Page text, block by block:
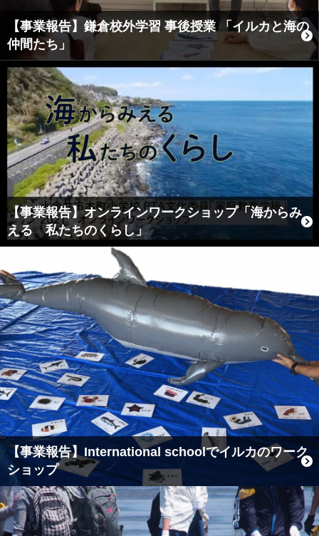
【事業報告】鎌倉校外学習 事後授業 「イルカと海の
仲間たち」
【事業報告】オンラインワークショップ「海からみ
える 私たちのくらし」
【事業報告】International schoolでイルカのワーク
ショップ